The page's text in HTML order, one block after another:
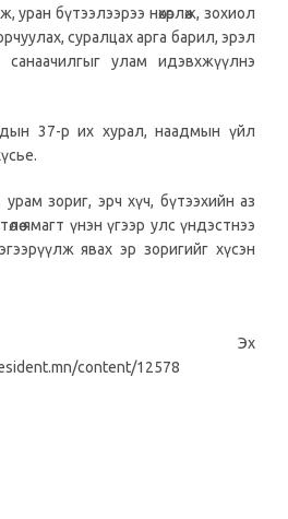
уран бүтээлээрээ нөхөрлөж, зохиол
суралцах арга барил, эрэл
санаачилгыг улам идэвхжүүлнэ
37-р их хурал, наадмын үйл
зориг, эрч хүч, бүтээхийн аз
ямагт үнэн үгээр улс үндэстнээ
явах эр зоригийг хүсэн
content/12578